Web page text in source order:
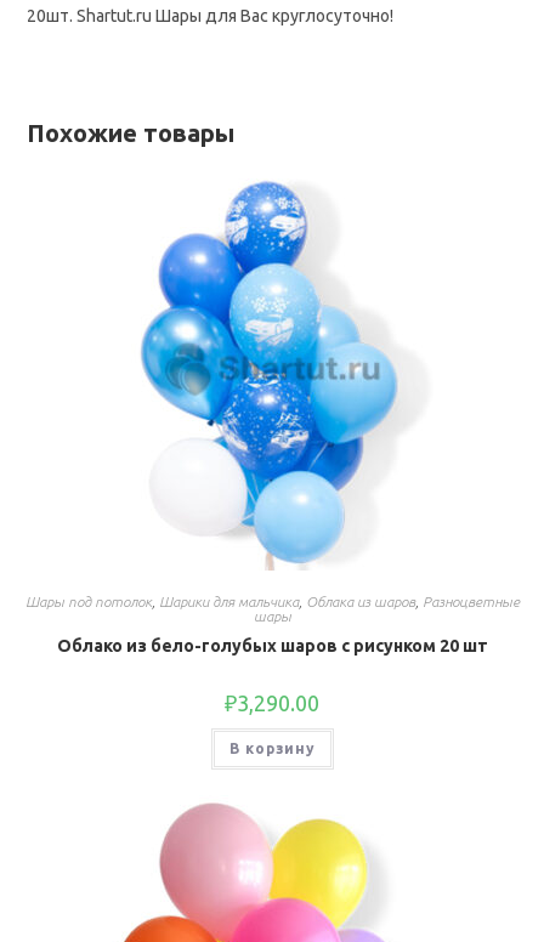
20шт. Shartut.ru Шары для Вас круглосуточно!
Похожие товары
Шары под потолок, Шарики для мальчика, Облака из шаров, Разноцветные
шары
Облако из бело-голубых шаров с рисунком 20 шт
₽3,290.00
В корзину